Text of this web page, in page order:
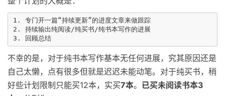
1. 专门开一篇“持续更新”的进度文章来做跟踪
2. 持续输出纯阅读/纯买书/纯书本写作的进展
不幸的是，对于纯书本写作基本无任何进展，究其原因还是
自己太懒，点有很多但就是迟迟未能动笔。对于纯买书，稍
好些计划限制只能买12本，实买7本。 已买未阅读书本3